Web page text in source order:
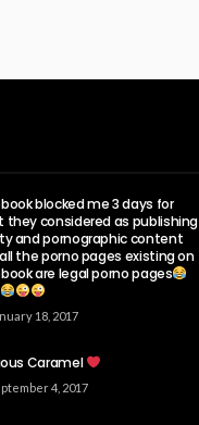
blocked me 3 days for
they considered as publishing
and pornographic content
the porno pages existing on
are legal porno pages
18, 2017
Caramel
4, 2017